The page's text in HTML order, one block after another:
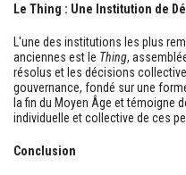
Le Thing : Une Institution de
L'une des institutions les plus
anciennes est le Thing,
résolus et les décisions
gouvernance, fondé sur une
la fin du Moyen Âge et témoigne
individuelle et collective de ces
Conclusion